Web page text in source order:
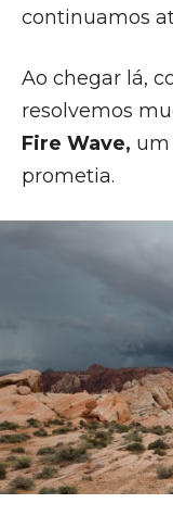
continuamos
Ao chegar lá,
resolvemos
Fire Wave, um
prometia.